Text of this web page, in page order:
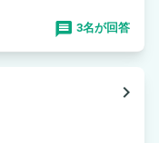
3名が回答
navigate_next